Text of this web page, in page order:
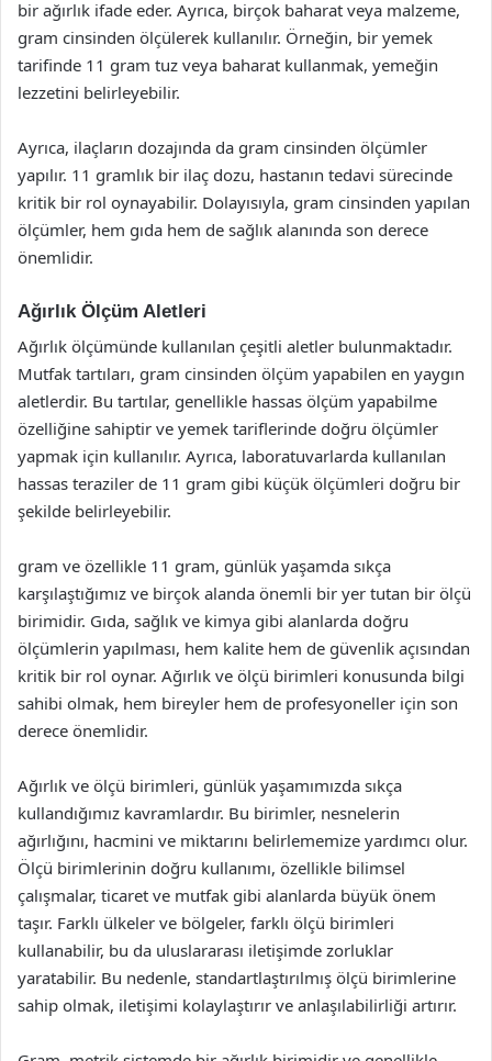
bir ağırlık ifade eder. Ayrıca, birçok baharat veya malzeme,
gram cinsinden ölçülerek kullanılır. Örneğin, bir yemek
tarifinde 11 gram tuz veya baharat kullanmak, yemeğin
lezzetini belirleyebilir.
Ayrıca, ilaçların dozajında da gram cinsinden ölçümler
yapılır. 11 gramlık bir ilaç dozu, hastanın tedavi sürecinde
kritik bir rol oynayabilir. Dolayısıyla, gram cinsinden yapılan
ölçümler, hem gıda hem de sağlık alanında son derece
önemlidir.
Ağırlık Ölçüm Aletleri
Ağırlık ölçümünde kullanılan çeşitli aletler bulunmaktadır.
Mutfak tartıları, gram cinsinden ölçüm yapabilen en yaygın
aletlerdir. Bu tartılar, genellikle hassas ölçüm yapabilme
özelliğine sahiptir ve yemek tariflerinde doğru ölçümler
yapmak için kullanılır. Ayrıca, laboratuvarlarda kullanılan
hassas teraziler de 11 gram gibi küçük ölçümleri doğru bir
şekilde belirleyebilir.
gram ve özellikle 11 gram, günlük yaşamda sıkça
karşılaştığımız ve birçok alanda önemli bir yer tutan bir ölçü
birimidir. Gıda, sağlık ve kimya gibi alanlarda doğru
ölçümlerin yapılması, hem kalite hem de güvenlik açısından
kritik bir rol oynar. Ağırlık ve ölçü birimleri konusunda bilgi
sahibi olmak, hem bireyler hem de profesyoneller için son
derece önemlidir.
Ağırlık ve ölçü birimleri, günlük yaşamımızda sıkça
kullandığımız kavramlardır. Bu birimler, nesnelerin
ağırlığını, hacmini ve miktarını belirlememize yardımcı olur.
Ölçü birimlerinin doğru kullanımı, özellikle bilimsel
çalışmalar, ticaret ve mutfak gibi alanlarda büyük önem
taşır. Farklı ülkeler ve bölgeler, farklı ölçü birimleri
kullanabilir, bu da uluslararası iletişimde zorluklar
yaratabilir. Bu nedenle, standartlaştırılmış ölçü birimlerine
sahip olmak, iletişimi kolaylaştırır ve anlaşılabilirliği artırır.